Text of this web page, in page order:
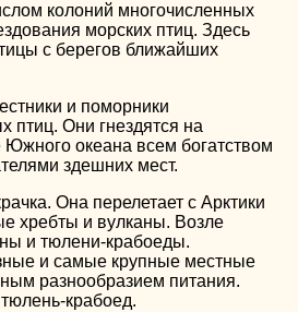
колоний многочисленных
морских птиц. Здесь
с берегов ближайших
и поморники
птиц. Они гнездятся на
океана всем богатством
здешних мест.
Она перелетает с Арктики
хребты и вулканы. Возле
и тюлени-крабоеды.
и самые крупные местные
разнообразием питания.
крабоед.